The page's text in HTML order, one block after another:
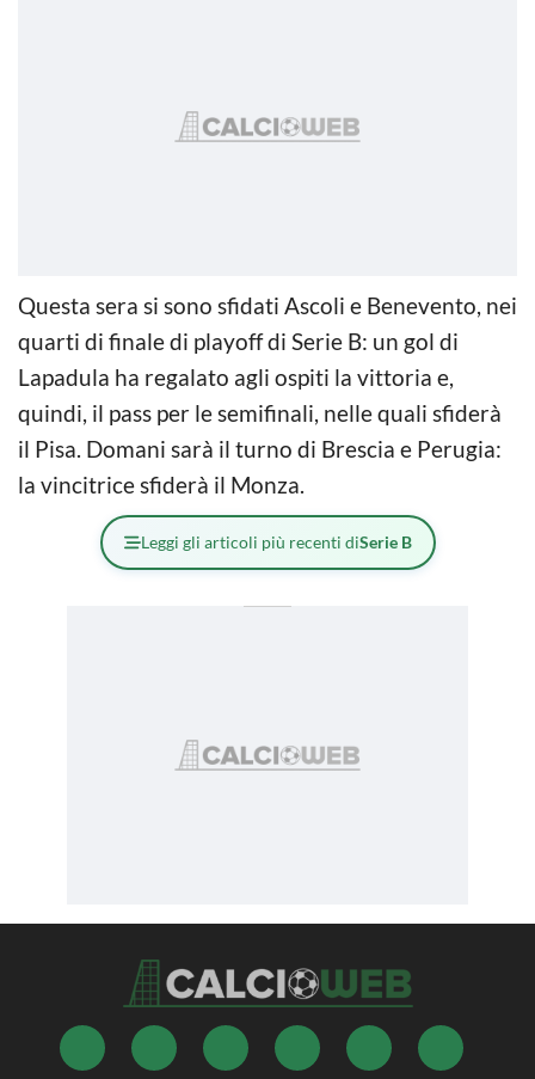
Questa sera si sono sfidati Ascoli e Benevento, nei
quarti di finale di playoff di Serie B: un gol di
Lapadula ha regalato agli ospiti la vittoria e,
quindi, il pass per le semifinali, nelle quali sfiderà
il Pisa. Domani sarà il turno di Brescia e Perugia:
la vincitrice sfiderà il Monza.
Leggi gli articoli più recenti diSerie B